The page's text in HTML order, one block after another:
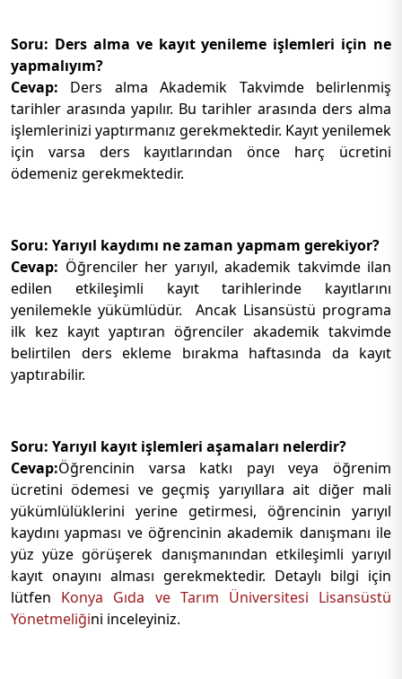
Soru: Ders alma ve kayıt yenileme işlemleri için ne
yapmalıyım?
Cevap: Ders alma Akademik Takvimde belirlenmiş
tarihler arasında yapılır. Bu tarihler arasında ders alma
işlemlerinizi yaptırmanız gerekmektedir. Kayıt yenilemek
için varsa ders kayıtlarından önce harç ücretini
ödemeniz gerekmektedir.
Soru: Yarıyıl kaydımı ne zaman yapmam gerekiyor?
Cevap: Öğrenciler her yarıyıl, akademik takvimde ilan
edilen etkileşimli kayıt tarihlerinde kayıtlarını
yenilemekle yükümlüdür. Ancak Lisansüstü programa
ilk kez kayıt yaptıran öğrenciler akademik takvimde
belirtilen ders ekleme bırakma haftasında da kayıt
yaptırabilir.
Soru: Yarıyıl kayıt işlemleri aşamaları nelerdir?
Cevap:Öğrencinin varsa katkı payı veya öğrenim
ücretini ödemesi ve geçmiş yarıyıllara ait diğer mali
yükümlülüklerini yerine getirmesi, öğrencinin yarıyıl
kaydını yapması ve öğrencinin akademik danışmanı ile
yüz yüze görüşerek danışmanından etkileşimli yarıyıl
kayıt onayını alması gerekmektedir. Detaylı bilgi için
lütfen Konya Gıda ve Tarım Üniversitesi Lisansüstü
Yönetmeliğini inceleyiniz.